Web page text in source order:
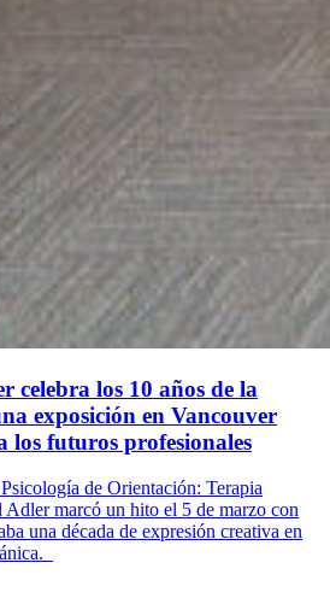
celebra los 10 años de la
exposición en Vancouver
los futuros profesionales
de Orientación: Terapia
marcó un hito el 5 de marzo con
una década de expresión creativa en